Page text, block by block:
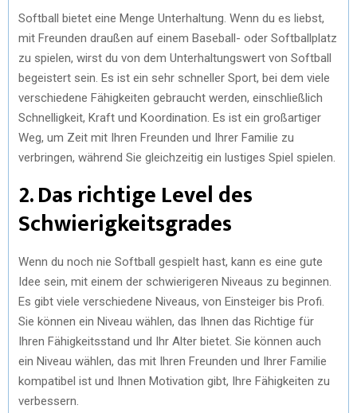
Softball bietet eine Menge Unterhaltung. Wenn du es liebst,
mit Freunden draußen auf einem Baseball- oder Softballplatz
zu spielen, wirst du von dem Unterhaltungswert von Softball
begeistert sein. Es ist ein sehr schneller Sport, bei dem viele
verschiedene Fähigkeiten gebraucht werden, einschließlich
Schnelligkeit, Kraft und Koordination. Es ist ein großartiger
Weg, um Zeit mit Ihren Freunden und Ihrer Familie zu
verbringen, während Sie gleichzeitig ein lustiges Spiel spielen.
2. Das richtige Level des
Schwierigkeitsgrades
Wenn du noch nie Softball gespielt hast, kann es eine gute
Idee sein, mit einem der schwierigeren Niveaus zu beginnen.
Es gibt viele verschiedene Niveaus, von Einsteiger bis Profi.
Sie können ein Niveau wählen, das Ihnen das Richtige für
Ihren Fähigkeitsstand und Ihr Alter bietet. Sie können auch
ein Niveau wählen, das mit Ihren Freunden und Ihrer Familie
kompatibel ist und Ihnen Motivation gibt, Ihre Fähigkeiten zu
verbessern.